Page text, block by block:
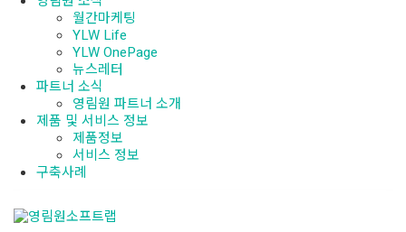
월간마케팅
YLW Life
YLW OnePage
뉴스레터
파트너 소식
영림원 파트너 소개
제품 및 서비스 정보
제품정보
서비스 정보
구축사례